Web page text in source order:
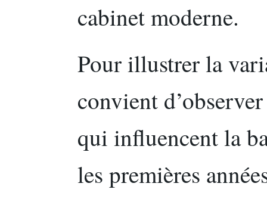
cabinet moderne.
Pour illustrer la
convient
qui influencent la
les premières